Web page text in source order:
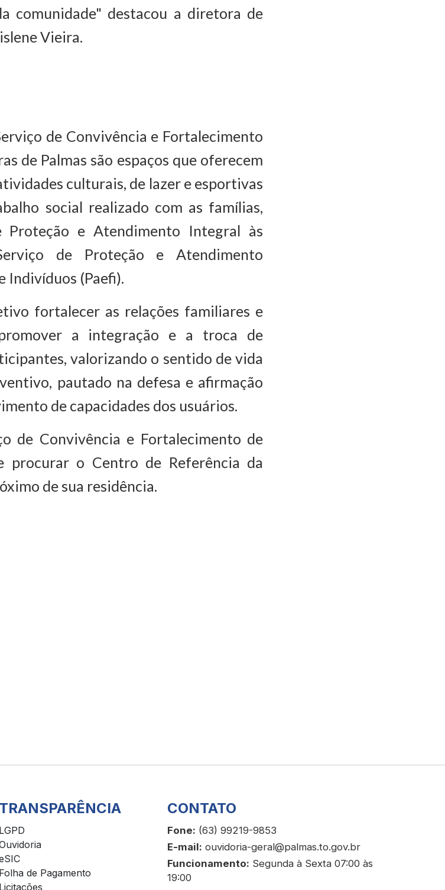
comunidade" destacou a diretora de
Vieira.
de Convivência e Fortalecimento
de Palmas são espaços que oferecem
culturais, de lazer e esportivas
social realizado com as famílias,
e Atendimento Integral às
de Proteção e Atendimento
Indivíduos (Paefi).
fortalecer as relações familiares e
a integração e a troca de
valorizando o sentido de vida
pautado na defesa e afirmação
de capacidades dos usuários.
de Convivência e Fortalecimento de
procurar o Centro de Referência da
de sua residência.
TRANSPARÊNCIA
LGPD
Folha de Pagamento
Licitações
CONTATO
Fone: (63) 99219-9853
E-mail: ouvidoria-geral@palmas.to.gov.br
Funcionamento: Segunda à Sexta 07:00 às
19:00